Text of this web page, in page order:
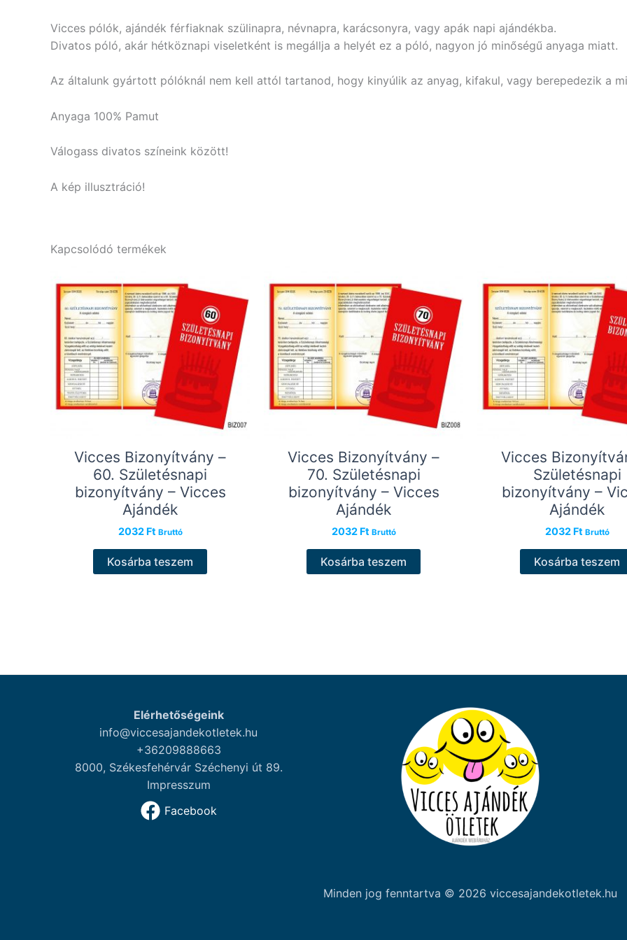
Vicces pólók, ajándék férfiaknak szülinapra, névnapra, karácsonyra, vagy apák napi ajándékba.
Divatos póló, akár hétköznapi viseletként is megállja a helyét ez a póló, nagyon jó minőségű anyaga miatt.
Az általunk gyártott pólóknál nem kell attól tartanod, hogy kinyúlik az anyag, kifakul, vagy berepedezik a
Anyaga 100% Pamut
Válogass divatos színeink között!
A kép illusztráció!
Kapcsolódó termékek
Vicces Bizonyítvány –
60. Születésnapi
bizonyítvány – Vicces
Ajándék
2032 Ft Bruttó
Kosárba teszem
Vicces Bizonyítvány –
70. Születésnapi
bizonyítvány – Vicces
Ajándék
2032 Ft Bruttó
Kosárba teszem
Vicces
Születésnapi
bizonyítvány –
Ajándék
2032 Ft Bruttó
Kosárba teszem
Elérhetőségeink
info@viccesajandekotletek.hu
+36209888663
8000, Székesfehérvár Széchenyi út 89.
Impresszum
Facebook
Minden jog fenntartva © 2026 viccesajandekotletek.hu